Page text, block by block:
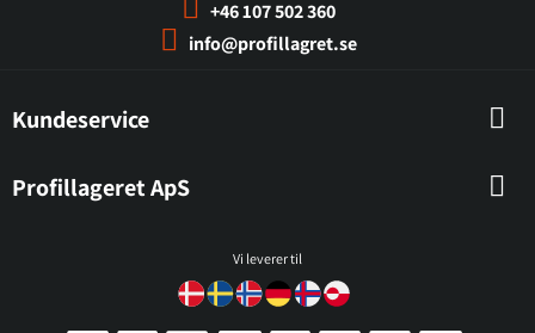
+46 107 502 360
info@profillagret.se
Kundeservice
Profillageret ApS
Vi leverer til